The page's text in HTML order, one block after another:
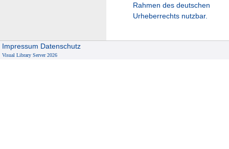
Rahmen des deutschen
Urheberrechts nutzbar.
Impressum Datenschutz
Visual Library Server 2026